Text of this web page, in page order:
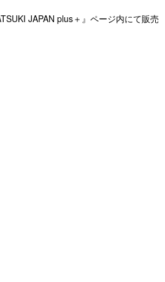
JAPAN plus＋』ページ内にて販売